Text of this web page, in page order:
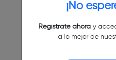
¡No
Regístrate ahoray
a lo mejor de